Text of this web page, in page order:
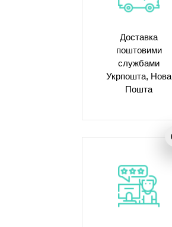
Доставка
поштовими
службами
Укрпошта, Нова
Пошта